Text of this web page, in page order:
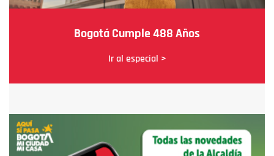
Bogotá Cumple 488 Años
Ir al especial >